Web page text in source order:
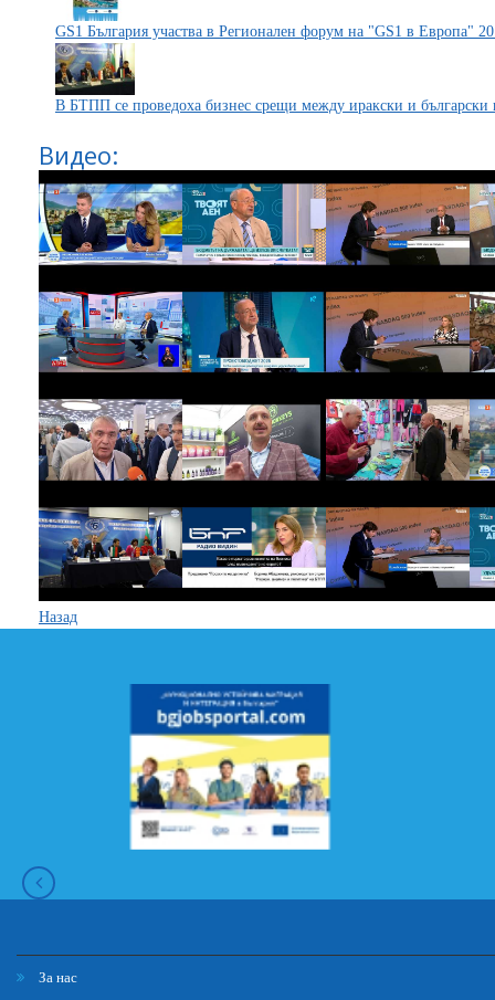
GS1 България участва в Регионален форум на "GS1 в Европа"
В БТПП се проведоха бизнес срещи между иракски и български
Видео:
Назад
За нас